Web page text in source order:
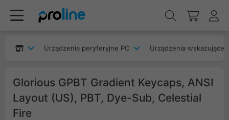
Urządzenia peryferyjne PC Urządzenia wskazujące
Glorious GPBT Gradient Keycaps, ANSI
Layout (US), PBT, Dye-Sub, Celestial
Fire